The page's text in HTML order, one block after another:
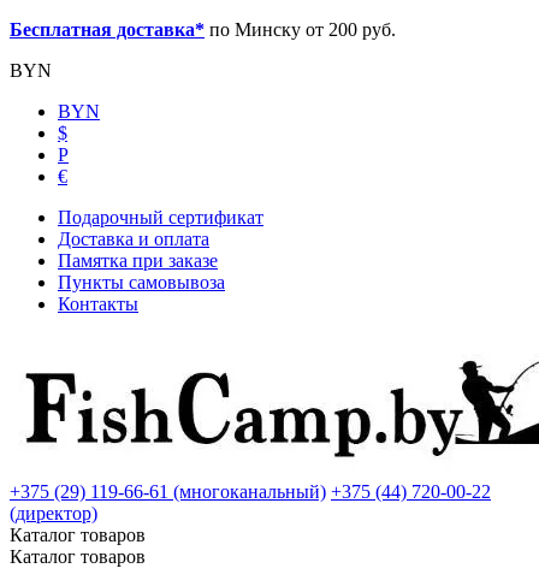
Бесплатная доставка* по Минску от 200 руб.
BYN
BYN
$
Р
€
Подарочный сертификат
Доставка и оплата
Памятка при заказе
Пункты самовывоза
Контакты
+375 (29) 119-66-61 (многоканальный) +375 (44) 720-00-22
(директор)
Каталог товаров
Каталог товаров